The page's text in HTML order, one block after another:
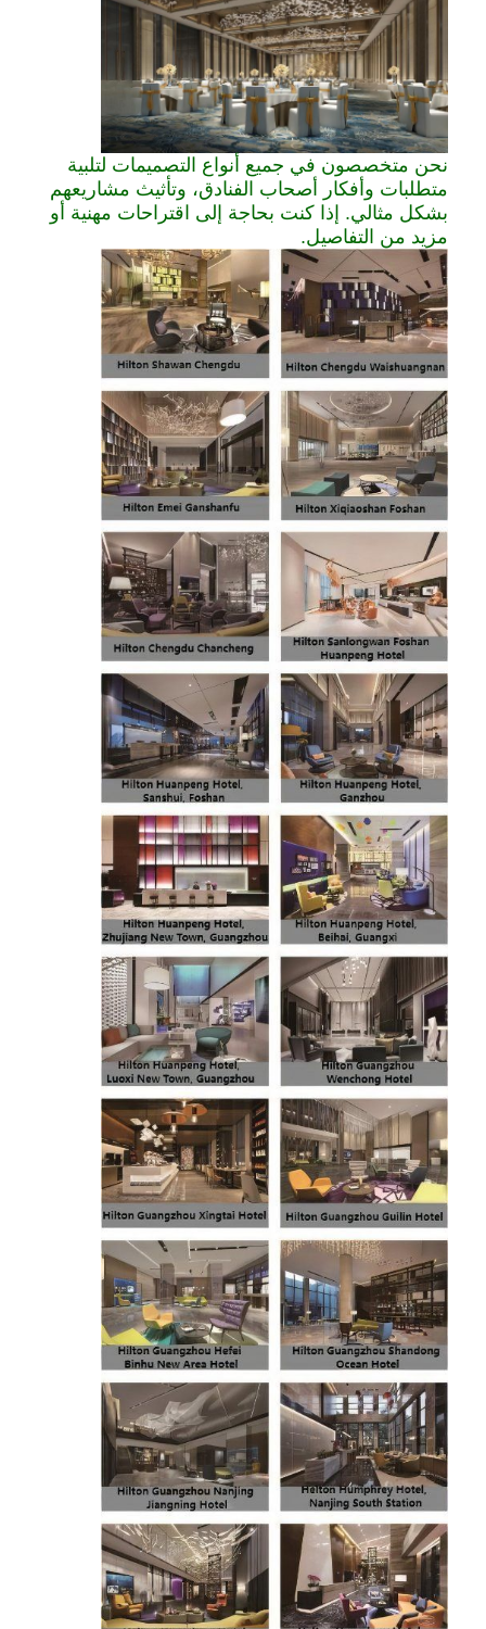
نحن متخصصون في جميع أنواع التصميمات لتلبية
متطلبات وأفكار أصحاب الفنادق، وتأثيث مشاريعهم
بشكل مثالي. إذا كنت بحاجة إلى اقتراحات مهنية أو
مزيد من التفاصيل.